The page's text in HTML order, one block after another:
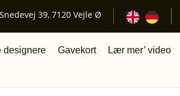
39, 7120 Vejle Ø
designere Gavekort Lær mer’ video